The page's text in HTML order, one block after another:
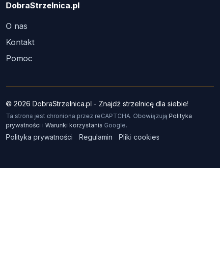
DobraStrzelnica.pl
O nas
Kontakt
Pomoc
© 2026 DobraStrzelnica.pl - Znajdź strzelnicę dla siebie!
Ta strona jest chroniona przez reCAPTCHA. Obowiązują Polityka
prywatności i Warunki korzystania Google.
Polityka prywatności Regulamin Pliki cookies